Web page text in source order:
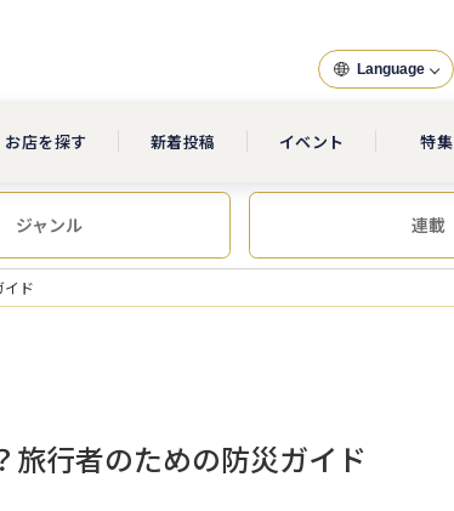
Language
お店を探す 新着投稿 イベント 特集
ジャンル 連載
イド
旅行者のための防災ガイド